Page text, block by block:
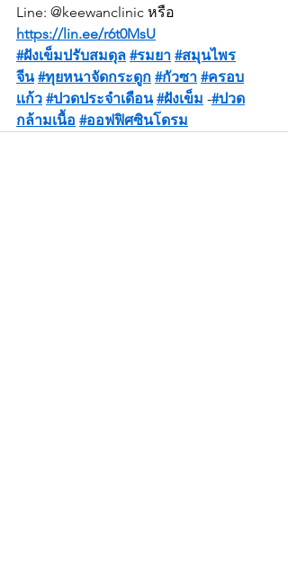
Line: @keewanclinic หรือ
https://lin.ee/r6t0MsU
#ฝังเข็มปรับสมดุล #รมยา #สมุนไพร
จีน #ทุยหนาจัดกระดูก #กัวซา #ครอบ
เเก้ว #ปวดประจำเดือน #ฝังเข็ม -#ปวด
กล้ามเนื้อ #ออฟฟิศซินโดรม